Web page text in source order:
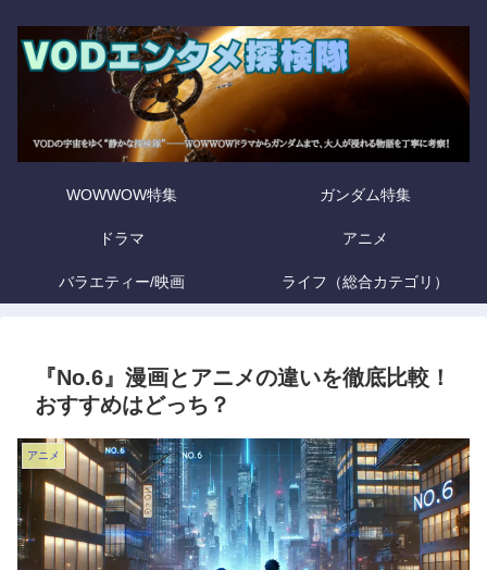
WOWWOW特集 ガンダム特集
ドラマ アニメ
バラエティー/映画 ライフ（総合カテゴリ）
『No.6』漫画とアニメの違いを徹底比較！
おすすめはどっち？
アニメ